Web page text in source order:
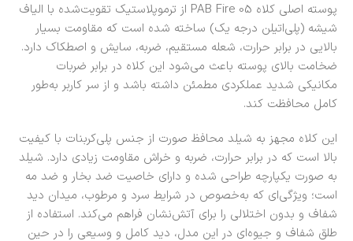
پوسته اصلی کلاه PAB Fire 05 از ترموپلاستیک تقویت‌شده با الیاف
شیشه (پلی‌اتیلن درجه یک) ساخته شده است که مقاومت بسیار
بالایی در برابر حرارت، شعله مستقیم، ضربه، سایش و اصطکاک دارد.
ضخامت بالای پوسته باعث می‌شود این کلاه در برابر ضربات
مکانیکی شدید عملکردی مطمئن داشته باشد و از سر کاربر به‌طور
کامل محافظت کند.
این کلاه مجهز به شیلد محافظ صورت از جنس پلی‌کربنات با کیفیت
بالا است که در برابر حرارت، ضربه و خراش مقاومت زیادی دارد. شیلد
به صورت یکپارچه طراحی شده و دارای خاصیت ضد بخار و ضد مه
است؛ ویژگی‌ای که به‌خصوص در شرایط سرد و مرطوب، میدان دید
شفاف و بدون اختلالی را برای آتش‌نشان فراهم می‌کند. استفاده از
طلق شفاف و جیوه‌ای در این مدل، دید کامل و وسیعی را در حین